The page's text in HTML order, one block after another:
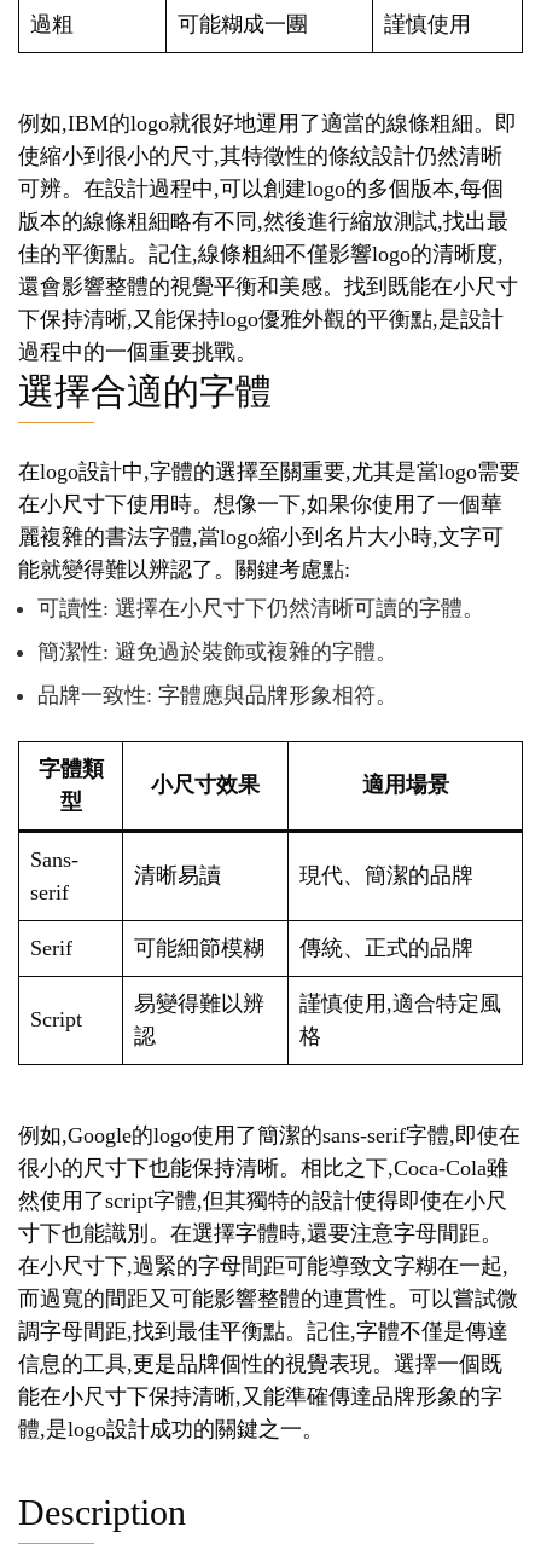
過粗 可能糊成一團 謹慎使用
例如,IBM的logo就很好地運用了適當的線條粗細。即
使縮小到很小的尺寸,其特徵性的條紋設計仍然清晰
可辨。在設計過程中,可以創建logo的多個版本,每個
版本的線條粗細略有不同,然後進行縮放測試,找出最
佳的平衡點。記住,線條粗細不僅影響logo的清晰度,
還會影響整體的視覺平衡和美感。找到既能在小尺寸
下保持清晰,又能保持logo優雅外觀的平衡點,是設計
過程中的一個重要挑戰。
選擇合適的字體
在logo設計中,字體的選擇至關重要,尤其是當logo需要
在小尺寸下使用時。想像一下,如果你使用了一個華
麗複雜的書法字體,當logo縮小到名片大小時,文字可
能就變得難以辨認了。關鍵考慮點:
可讀性: 選擇在小尺寸下仍然清晰可讀的字體。
簡潔性: 避免過於裝飾或複雜的字體。
品牌一致性: 字體應與品牌形象相符。
字體類
型
小尺寸效果 適用場景
Sans-
serif
清晰易讀 現代、簡潔的品牌
Serif 可能細節模糊 傳統、正式的品牌
Script
易變得難以辨
認
謹慎使用,適合特定風
格
例如,Google的logo使用了簡潔的sans-serif字體,即使在
很小的尺寸下也能保持清晰。相比之下,Coca-Cola雖
然使用了script字體,但其獨特的設計使得即使在小尺
寸下也能識別。在選擇字體時,還要注意字母間距。
在小尺寸下,過緊的字母間距可能導致文字糊在一起,
而過寬的間距又可能影響整體的連貫性。可以嘗試微
調字母間距,找到最佳平衡點。記住,字體不僅是傳達
信息的工具,更是品牌個性的視覺表現。選擇一個既
能在小尺寸下保持清晰,又能準確傳達品牌形象的字
體,是logo設計成功的關鍵之一。
Description